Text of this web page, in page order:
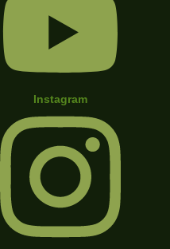
Instagram